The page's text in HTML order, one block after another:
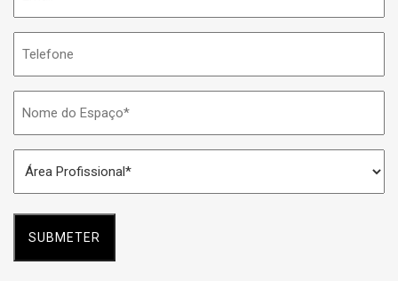
do
Espaço
Profissional
*